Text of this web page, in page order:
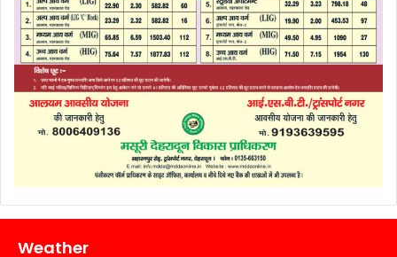
Weather